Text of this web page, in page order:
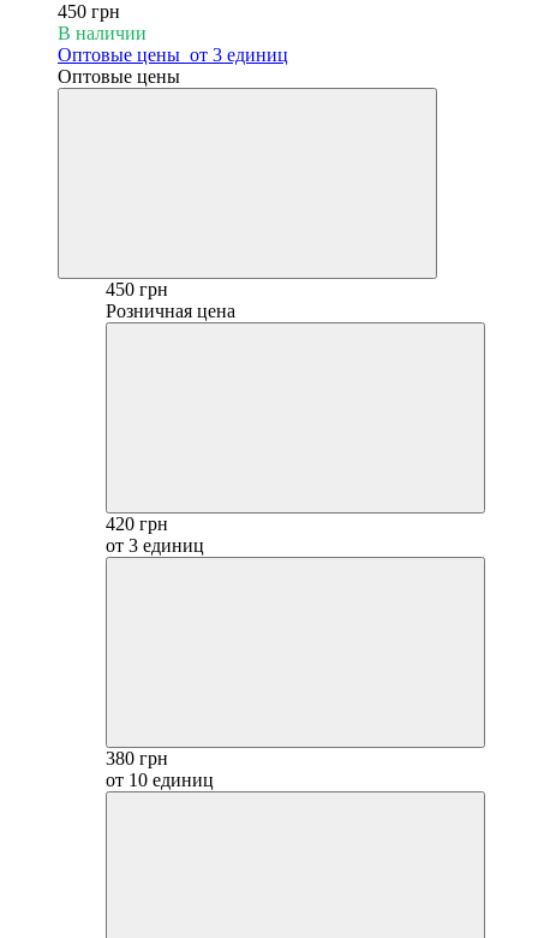
450 грн
В наличии
Оптовые цены от 3 единиц
Оптовые цены
450 грн
Розничная цена
420 грн
от 3 единиц
380 грн
от 10 единиц